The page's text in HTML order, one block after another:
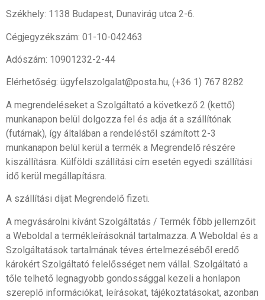
Székhely: 1138 Budapest, Dunavirág utca 2-6.
Cégjegyzékszám: 01-10-042463
Adószám: 10901232-2-44
Elérhetőség: ügyfelszolgalat@posta.hu, (+36 1) 767 8282
A megrendeléseket a Szolgáltató a következő 2 (kettő)
munkanapon belül dolgozza fel és adja át a szállítónak
(futárnak), így általában a rendeléstől számított 2-3
munkanapon belül kerül a termék a Megrendelő részére
kiszállításra. Külföldi szállítási cím esetén egyedi szállítási
idő kerül megállapításra.
A szállítási díjat Megrendelő fizeti.
A megvásárolni kívánt Szolgáltatás / Termék főbb jellemzőit
a Weboldal a termékleírásoknál tartalmazza. A Weboldal és a
Szolgáltatások tartalmának téves értelmezéséből eredő
károkért Szolgáltató felelősséget nem vállal. Szolgáltató a
tőle telhető legnagyobb gondossággal kezeli a honlapon
szereplő információkat, leírásokat, tájékoztatásokat, azonban